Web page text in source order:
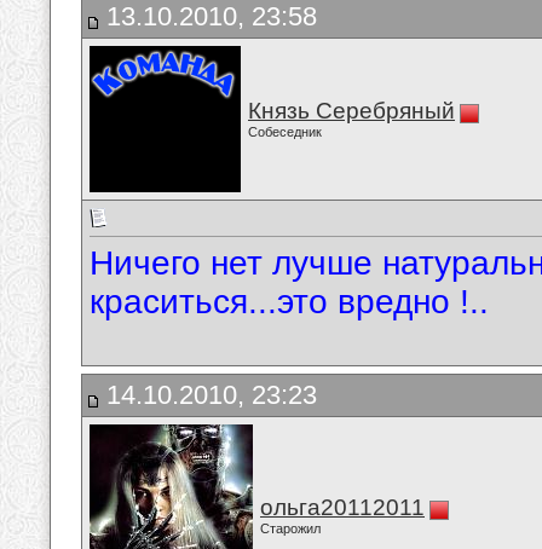
13.10.2010, 23:58
Князь Серебряный
Собеседник
Ничего нет лучше
краситься...это вредно !..
14.10.2010, 23:23
ольга20112011
Старожил